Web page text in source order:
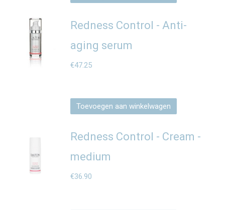
Redness Control - Anti-
aging serum
€47.25
Toevoegen aan winkelwagen
Redness Control - Cream -
medium
€36.90